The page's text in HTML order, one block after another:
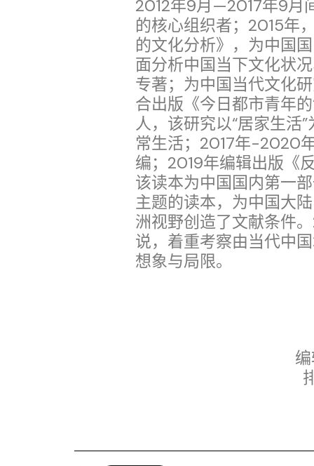
2012年9月—2017年9月
的核心组织者；2015年
的文化分析》，为中国
面分析中国当下文化状
专著；为中国当代文化
合出版《今日都市青年
人，该研究以“居家生活
常生活；2017年-2020
编；2019年编辑出版《
该读本为中国国内第一
主题的读本，为中国大
洲视野创造了文献条件
说，着重考察由当代中
想象与局限。